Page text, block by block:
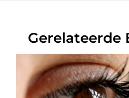
Gerelateerde